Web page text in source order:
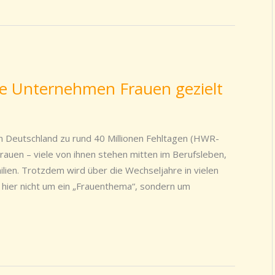
Unternehmen Frauen gezielt
zu rund 40 Millionen Fehltagen (HWR-
– viele von ihnen stehen mitten im Berufsleben,
Trotzdem wird über die Wechseljahre in vielen
nicht um ein „Frauenthema“, sondern um